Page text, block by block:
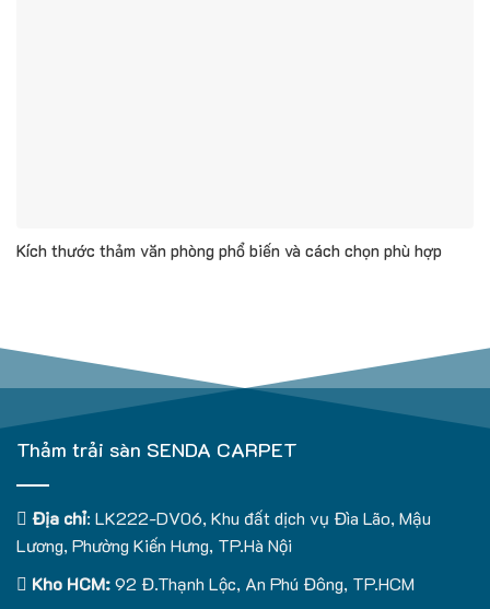
Kích thước thảm văn phòng phổ biến và cách chọn phù hợp
Thảm trải sàn SENDA CARPET
Địa chỉ: LK222-DV06, Khu đất dịch vụ Đìa Lão, Mậu
Lương, Phường Kiến Hưng, TP.Hà Nội
Kho HCM:92 Đ.Thạnh Lộc, An Phú Đông, TP.HCM